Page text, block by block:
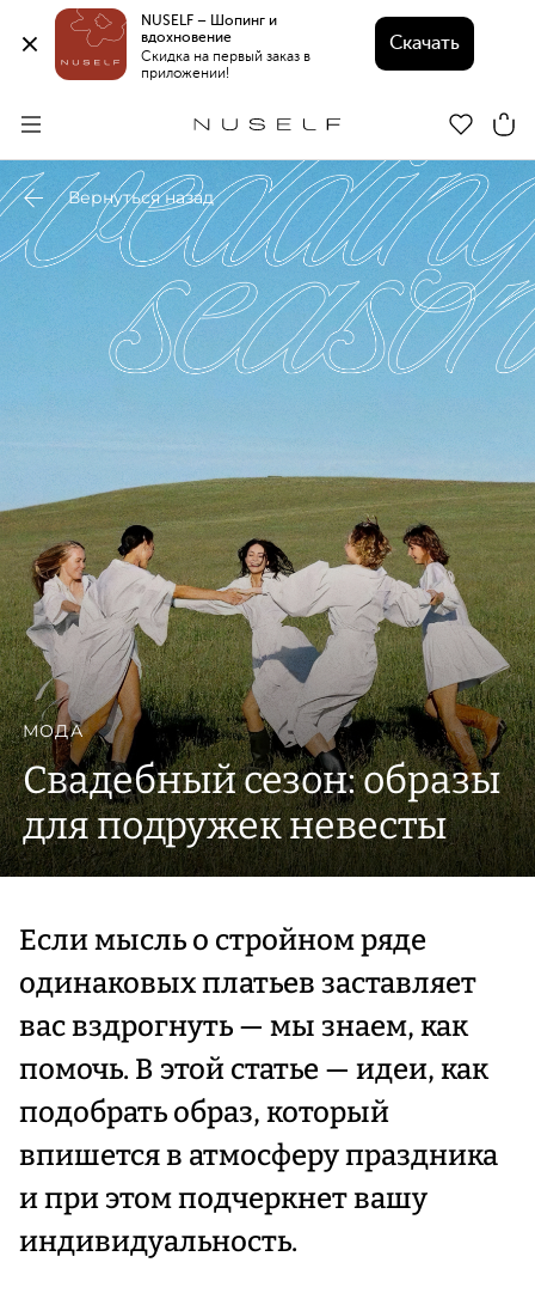
NUSELF – Шопинг и
вдохновение
Скидка на первый заказ в
приложении!
Скачать
Вернуться назад
МОДА
Свадебный сезон: образы
для подружек невесты
Если мысль о стройном ряде
одинаковых платьев заставляет
вас вздрогнуть — мы знаем, как
помочь. В этой статье — идеи, как
подобрать образ, который
впишется в атмосферу праздника
и при этом подчеркнет вашу
индивидуальность.